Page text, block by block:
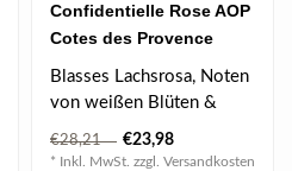
Confidentielle Rose AOP
Cotes des Provence
2025 0.75 l
Blasses Lachsrosa, Noten
von weißen Blüten &
weißem Pfirsich...
€28,21 €23,98
* Inkl. MwSt. zzgl. Versandkosten